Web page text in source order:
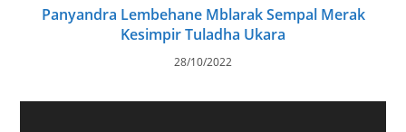
Panyandra Lembehane Mblarak Sempal Merak
Kesimpir Tuladha Ukara
28/10/2022